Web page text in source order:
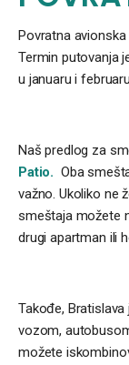
Povratna
Termin putovanja
u januaru i
Naš predlog za
Patio. Oba
važno. Ukoliko ne
smeštaja možete
drugi apartman ili
Takođe,
vozom,
možete